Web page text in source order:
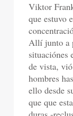
Viktor
que estuvo
Allí junto a
situaciónes
de vista,
hombres
ello desde
que que